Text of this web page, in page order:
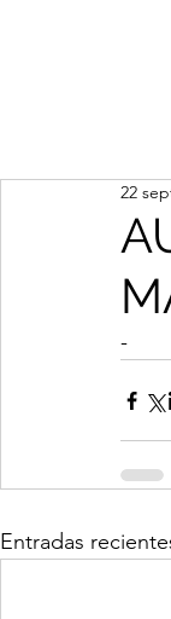
22
-
Entradas